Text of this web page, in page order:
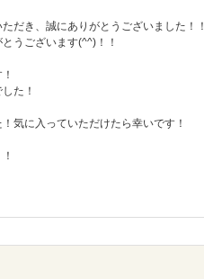
だき、誠にありがとうございました！！
うございます(^^)！！
た！
気に入っていただけたら幸いです！